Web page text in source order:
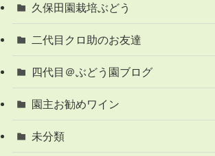
久保田園栽培ぶどう
二代目クロ助のお友達
四代目＠ぶどう園ブログ
園主お勧めワイン
未分類